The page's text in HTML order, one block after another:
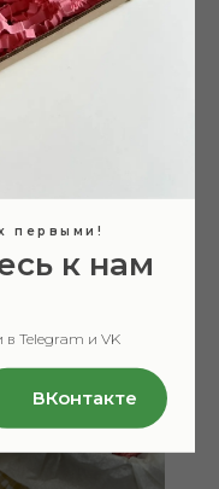
лишнего пластика
2 340 руб.
первыми!
к нам
Telegram и VK
ВКонтакте